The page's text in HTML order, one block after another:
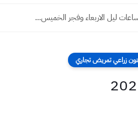
ليل الاربعاء وفجر الخميس...
زراعي تمريض تجاري